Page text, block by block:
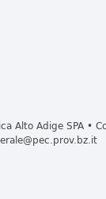
Alto Adige SPA •